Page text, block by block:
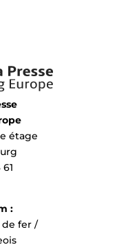
étage
:
de fer /